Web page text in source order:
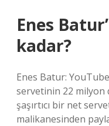
Enes
kadar?
Enes Batur:
servetinin 22 milyon
şaşırtıcı bir net
malikanesinden